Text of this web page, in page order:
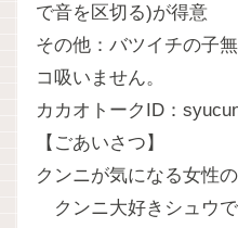
で音を区切る)が得意
その他：バツイチの子
コ吸いません。
カカオトークID：
【ごあいさつ】
クンニが気になる女性
クンニ大好きシュウ